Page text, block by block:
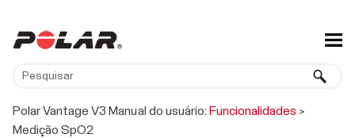
Ir para conteúdo principal
Polar Vantage V3 Manual do usuário: Funcionalidades >
Medição SpO2